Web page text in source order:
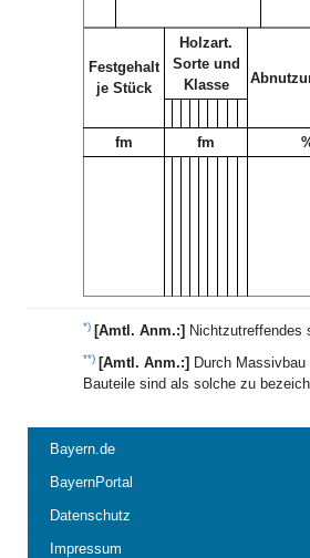
Festgehalt
je Stück
Holzart.
Sorte und
Klasse
fm fm
*) [Amtl. Anm.:] Nichtzutreffendes
**) [Amtl. Anm.:] Durch
Bauteile sind als solche zu
Bayern.de
BayernPortal
Datenschutz
Impressum